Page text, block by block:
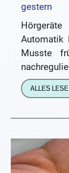
gestern
Automatik
Musste
die
ALLES